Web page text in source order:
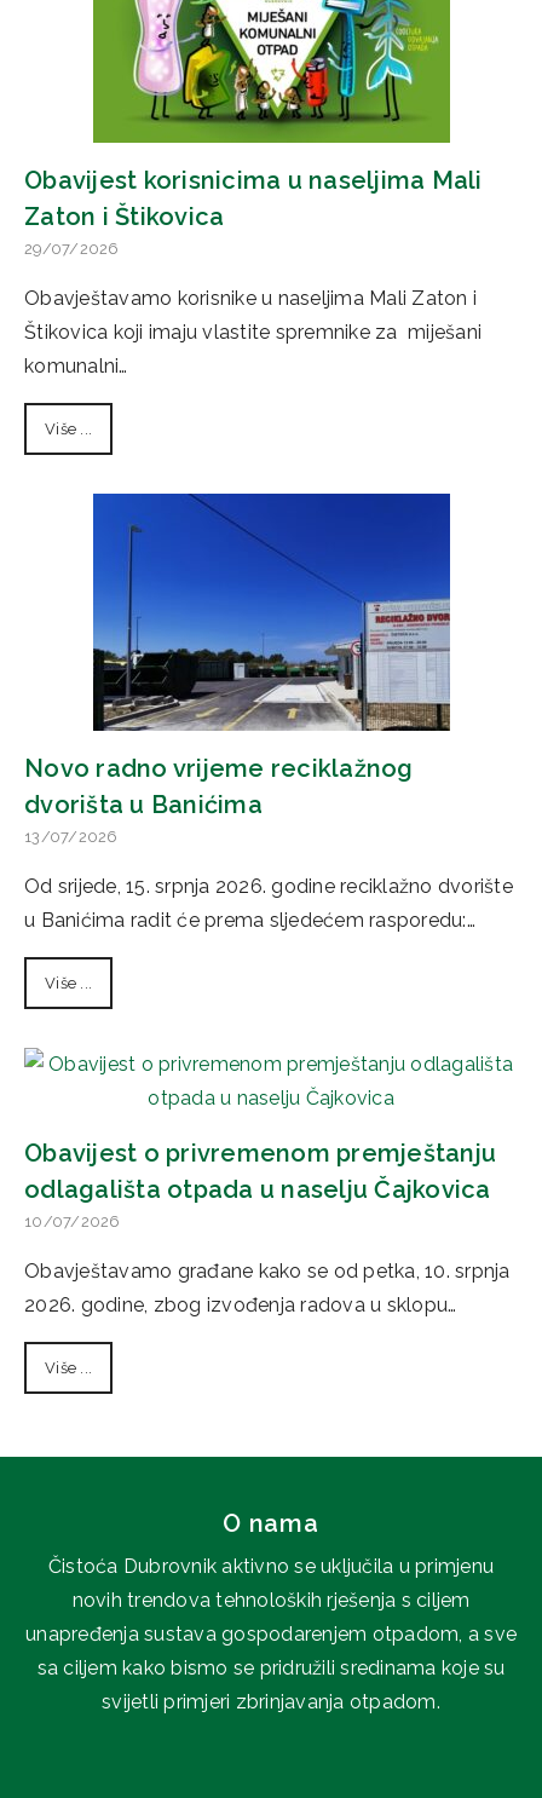
Obavijest korisnicima u naseljima Mali
Zaton i Štikovica
29/07/2026
Obavještavamo korisnike u naseljima Mali Zaton i
Štikovica koji imaju vlastite spremnike za miješani
komunalni…
Više ...
Novo radno vrijeme reciklažnog
dvorišta u Banićima
13/07/2026
Od srijede, 15. srpnja 2026. godine reciklažno dvorište
u Banićima radit će prema sljedećem rasporedu:…
Više ...
Obavijest o privremenom premještanju
odlagališta otpada u naselju Čajkovica
10/07/2026
Obavještavamo građane kako se od petka, 10. srpnja
2026. godine, zbog izvođenja radova u sklopu…
Više ...
O nama
Čistoća Dubrovnik aktivno se uključila u primjenu
novih trendova tehnoloških rješenja s ciljem
unapređenja sustava gospodarenjem otpadom, a sve
sa ciljem kako bismo se pridružili sredinama koje su
svijetli primjeri zbrinjavanja otpadom.